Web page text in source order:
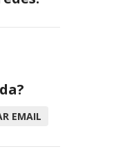
EMAIL